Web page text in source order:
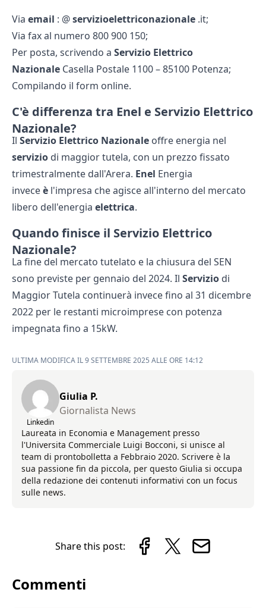
Via email : @servizioelettriconazionale .it;
Via fax al numero 800 900 150;
Per posta, scrivendo a Servizio Elettrico
Nazionale Casella Postale 1100 – 85100 Potenza;
Compilando il form online.
C'è differenza tra Enel e Servizio Elettrico
Nazionale?
Il Servizio Elettrico Nazionale offre energia nel
servizio di maggior tutela, con un prezzo fissato
trimestralmente dall'Arera. Enel Energia
inveceè l'impresa che agisce all'interno del mercato
libero dell'energia elettrica.
Quando finisce il Servizio Elettrico
Nazionale?
La fine del mercato tutelato e la chiusura del SEN
sono previste per gennaio del 2024. Il Servizio di
Maggior Tutela continuerà invece fino al 31 dicembre
2022 per le restanti microimprese con potenza
impegnata fino a 15kW.
ULTIMA MODIFICA IL 9 SETTEMBRE 2025 ALLE ORE 14:12
Linkedin
Giulia P.
Giornalista News
Laureata in Economia e Management presso
l'Universita Commerciale Luigi Bocconi, si unisce al
team di prontobolletta a Febbraio 2020. Scrivere è la
sua passione fin da piccola, per questo Giulia si occupa
della redazione dei contenuti informativi con un focus
sulle news.
Share this post:
Commenti